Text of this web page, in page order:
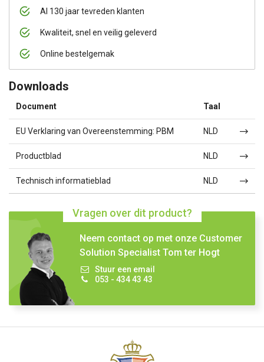
Al 130 jaar tevreden klanten
Kwaliteit, snel en veilig geleverd
Online bestelgemak
Downloads
Document Taal
EU Verklaring van Overeenstemming: PBM NLD
Productblad NLD
Technisch informatieblad NLD
Vragen over dit product?
Neem contact op met onze Customer
Solution Specialist Tom ter Hogt
Stuur een email
053 - 434 43 43